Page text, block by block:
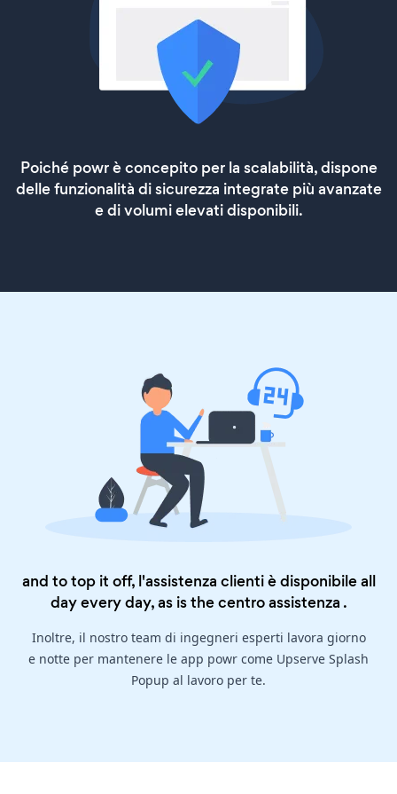
Poiché powr è concepito per la scalabilità, dispone
delle funzionalità di sicurezza integrate più avanzate
e di volumi elevati disponibili.
and to top it off, l'assistenza clienti è disponibile all
day every day, as is thecentro assistenza .
Inoltre, il nostro team di ingegneri esperti lavora giorno
e notte per mantenere le app powr come Upserve Splash
Popup al lavoro per te.